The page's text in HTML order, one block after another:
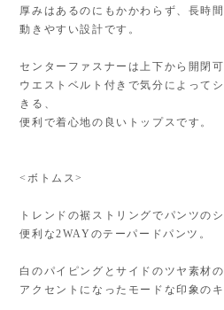
厚みはあるのにもかかわらず、長時
動きやすい設計です。
センターファスナーは上下から開閉可
ウエストベルト付きで気分によって
きる、
便利で着心地の良いトップスです。
<ボトムス>
トレンドの裾ストリングでパンツの
便利な2WAYのテーパードパンツ。
白のパイピングとサイドのツヤ素材
アクセントになったモードな印象の